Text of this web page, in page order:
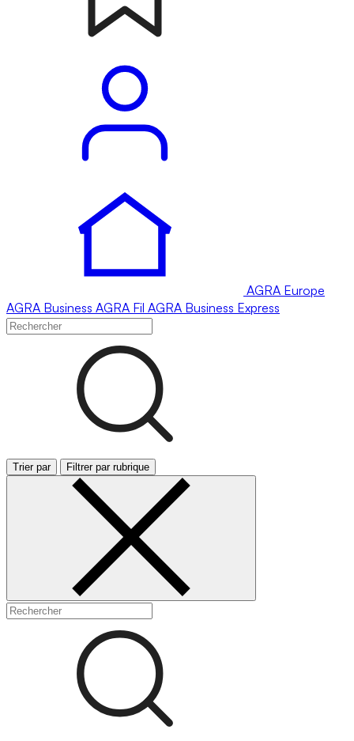
AGRA Europe
AGRA Business AGRA Fil AGRA Business Express
Trier par Filtrer par rubrique